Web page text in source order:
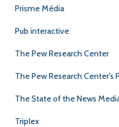
Prisme Média
Pub interactive
The Pew Research Center
The Pew Research Center's
The State of the News
Triplex